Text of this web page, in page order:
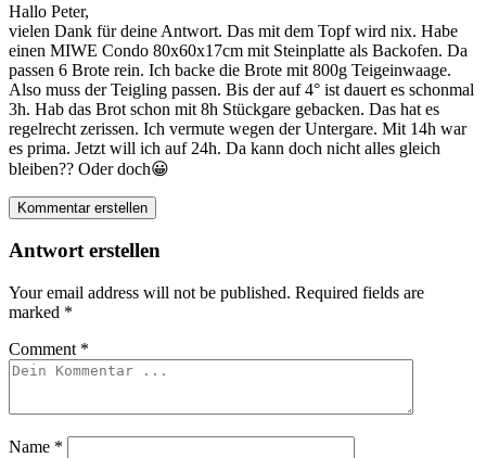
Hallo Peter,
vielen Dank für deine Antwort. Das mit dem Topf wird nix. Habe
einen MIWE Condo 80x60x17cm mit Steinplatte als Backofen. Da
passen 6 Brote rein. Ich backe die Brote mit 800g Teigeinwaage.
Also muss der Teigling passen. Bis der auf 4° ist dauert es schonmal
3h. Hab das Brot schon mit 8h Stückgare gebacken. Das hat es
regelrecht zerissen. Ich vermute wegen der Untergare. Mit 14h war
es prima. Jetzt will ich auf 24h. Da kann doch nicht alles gleich
bleiben?? Oder doch😀
Kommentar erstellen
Antwort erstellen
Your email address will not be published. Required fields are
marked *
Comment *
Name *